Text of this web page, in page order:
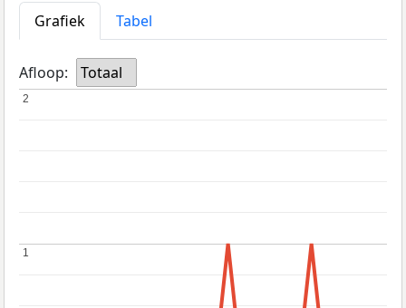
Grafiek
Tabel
Afloop: Totaal
1
1
2
2